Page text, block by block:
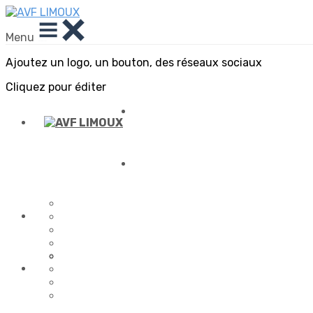
Menu
Ajoutez un logo, un bouton, des réseaux sociaux
Cliquez pour éditer